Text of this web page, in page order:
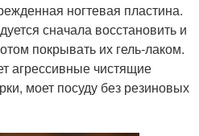
ногтевая пластина.
сначала восстановить и
покрывать их гель-лаком.
агрессивные чистящие
моет посуду без резиновых